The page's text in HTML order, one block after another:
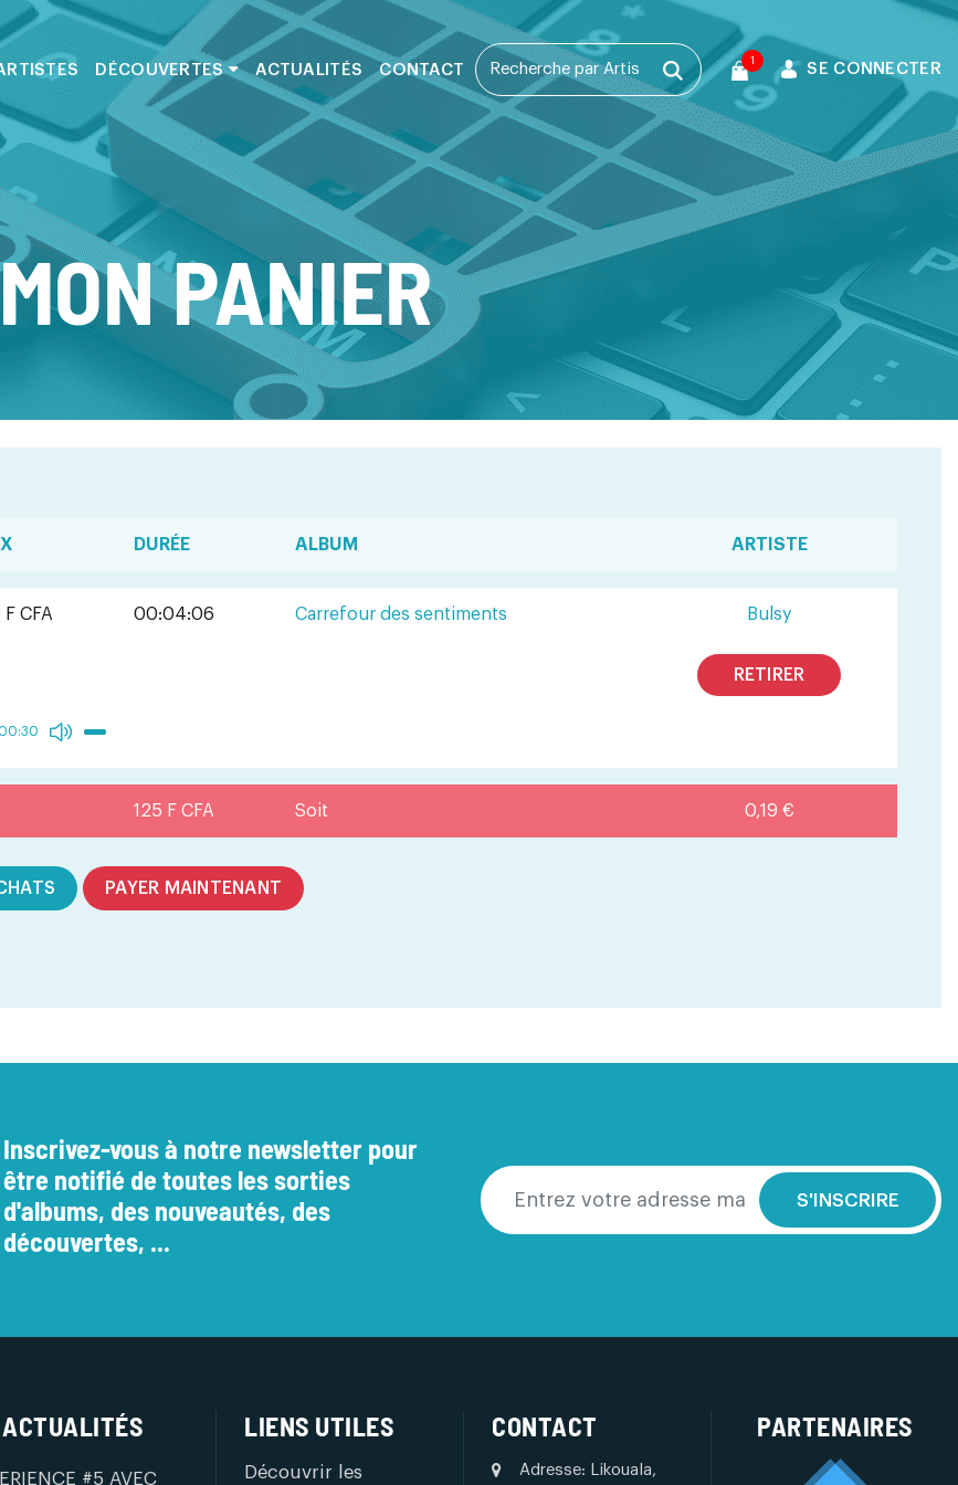
DÉCOUVERTES ACTUALITÉS CONTACT
1 SE CONNECTER
MON PANIER
DURÉE ALBUM ARTISTE
F CFA 00:04:06 Carrefour des sentiments Bulsy
00:30
RETIRER
125 F CFA Soit 0,19 €
PAYER MAINTENANT
Inscrivez-vous à notre newsletter pour
être notifié de toutes les sorties
d'albums, des nouveautés, des
découvertes, ...
S'INSCRIRE
#5 AVEC
LIENS UTILES
Découvrir les
CONTACT
Adresse: Likouala,
PARTENAIRES